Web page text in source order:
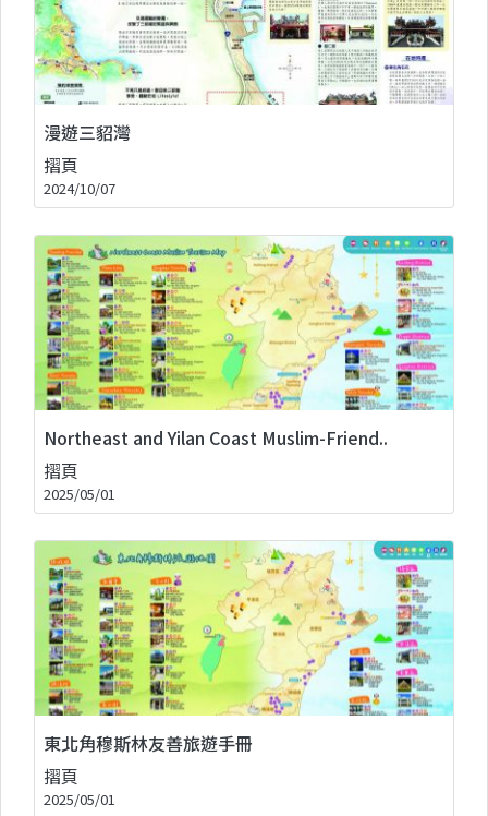
漫遊三貂灣
摺頁
2024/10/07
Northeast and Yilan Coast Muslim-Friend..
摺頁
2025/05/01
東北角穆斯林友善旅遊手冊
摺頁
2025/05/01